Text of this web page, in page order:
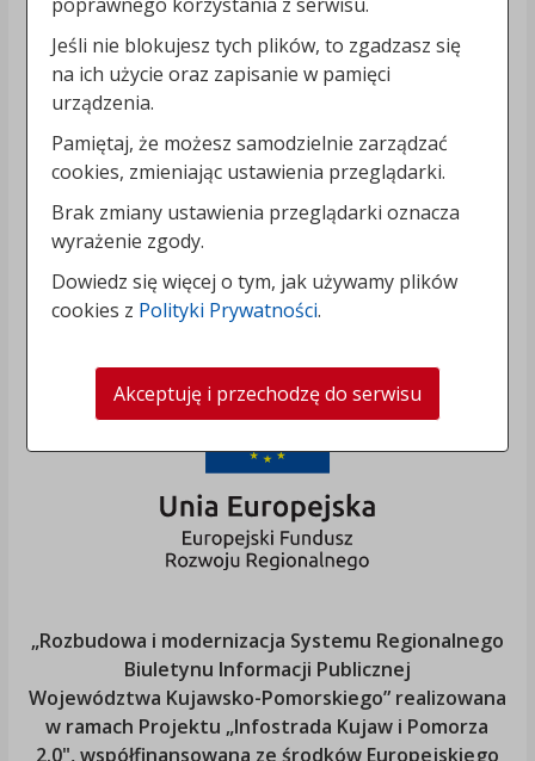
„Rozbudowa i modernizacja Systemu Regionalnego
Biuletynu Informacji Publicznej
Województwa Kujawsko-Pomorskiego” realizowana
w ramach Projektu „Infostrada Kujaw i Pomorza
2.0", współfinansowana ze środków Europejskiego
Jeśli nie blokujesz tych plików, to zgadzasz się
na ich użycie oraz zapisanie w pamięci
urządzenia.
Pamiętaj, że możesz samodzielnie zarządzać
cookies, zmieniając ustawienia przeglądarki.
Brak zmiany ustawienia przeglądarki oznacza
wyrażenie zgody.
Dowiedz się więcej o tym, jak używamy plików
cookies z Polityki Prywatności.
Akceptuję i przechodzę do serwisu